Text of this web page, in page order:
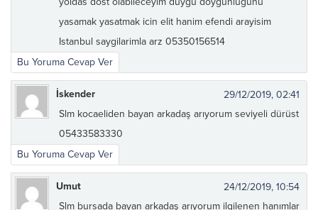
yasamak yasatmak icin elit hanim efendi arayisim
Istanbul saygilarimla arz 05350156514
Bu Yoruma Cevap Ver
İskender
29/12/2019, 02:41
Slm kocaeliden bayan arkadaş arıyorum seviyeli dürüst
05433583330
Bu Yoruma Cevap Ver
Umut
24/12/2019, 10:54
Slm bursada bayan arkadaş arıyorum ilgilenen hanımlar